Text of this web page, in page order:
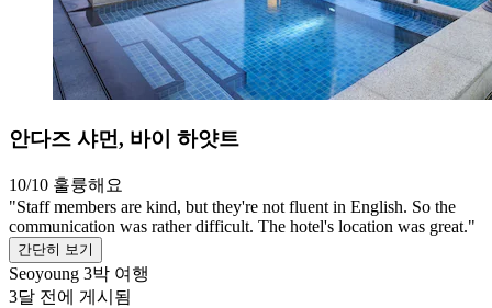
안다즈 샤먼, 바이 하얏트
10/10 훌륭해요
"Staff members are kind, but they're not fluent in English. So the
communication was rather difficult. The hotel's location was great."
간단히 보기
Seoyoung 3박 여행
3달 전에 게시됨